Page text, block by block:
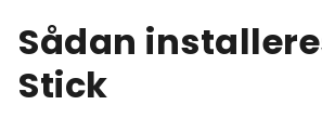
Omkring
Kontakt
Miljø
Sådan
Stick